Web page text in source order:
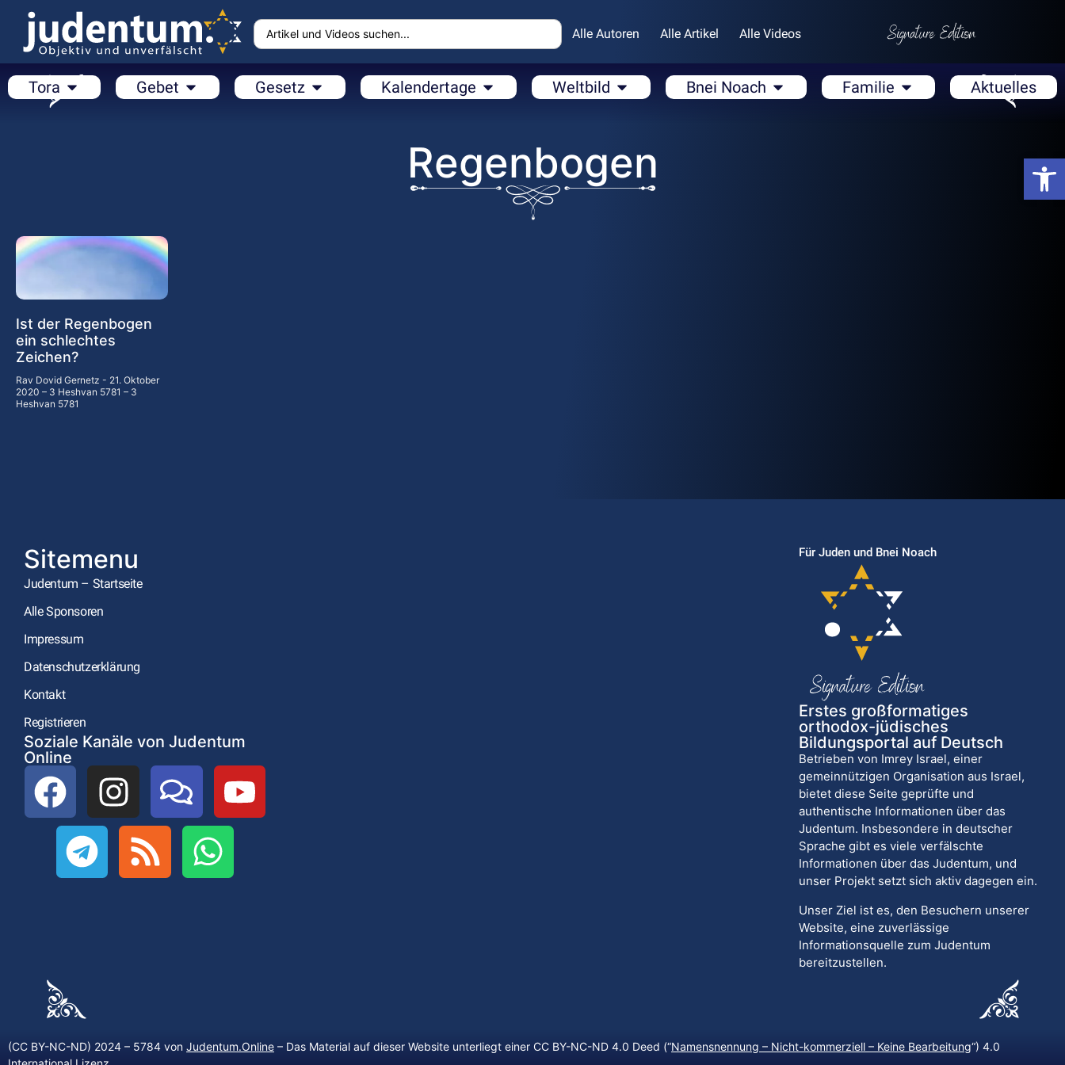
Alle Autoren Alle Artikel Alle Videos
Tora Gebet Gesetz Kalendertage Weltbild Bnei Noach Familie Aktuelles
Regenbogen
Ist der Regenbogen
ein schlechtes
Zeichen?
Rav Dovid Gernetz
21. Oktober
2020 – 3 Heshvan 5781 – 3
Heshvan 5781
Sitemenu
Judentum – Startseite
Alle Sponsoren
Impressum
Datenschutzerklärung
Kontakt
Registrieren
Soziale Kanäle von Judentum
Online
Für Juden und Bnei Noach
Erstes großformatiges
orthodox-jüdisches
Bildungsportal auf Deutsch
Betrieben von Imrey Israel, einer
gemeinnützigen Organisation aus Israel,
bietet diese Seite geprüfte und
authentische Informationen über das
Judentum. Insbesondere in deutscher
Sprache gibt es viele verfälschte
Informationen über das Judentum, und
unser Projekt setzt sich aktiv dagegen ein.
Unser Ziel ist es, den Besuchern unserer
Website, eine zuverlässige
Informationsquelle zum Judentum
bereitzustellen.
(CC BY-NC-ND) 2024 – 5784 von Judentum.Online – Das Material auf dieser Website unterliegt einer CC BY-NC-ND 4.0 Deed (“Namensnennung – Nicht-kommerziell – Keine Bearbeitung“) 4.0